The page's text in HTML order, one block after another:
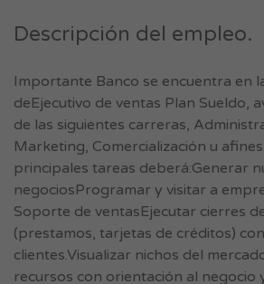
Descripción del empleo.
Importante Banco se encuentra en
deEjecutivo de ventas Plan Sueldo,
de las siguientes carreras,
Marketing, Comercialización u
principales tareas deberá:Generar
negociosProgramar y visitar a
Soporte de ventasEjecutar cierres
(prestamos, tarjetas de créditos)
clientes.Visualizar nichos del
recursos con orientación al negocio